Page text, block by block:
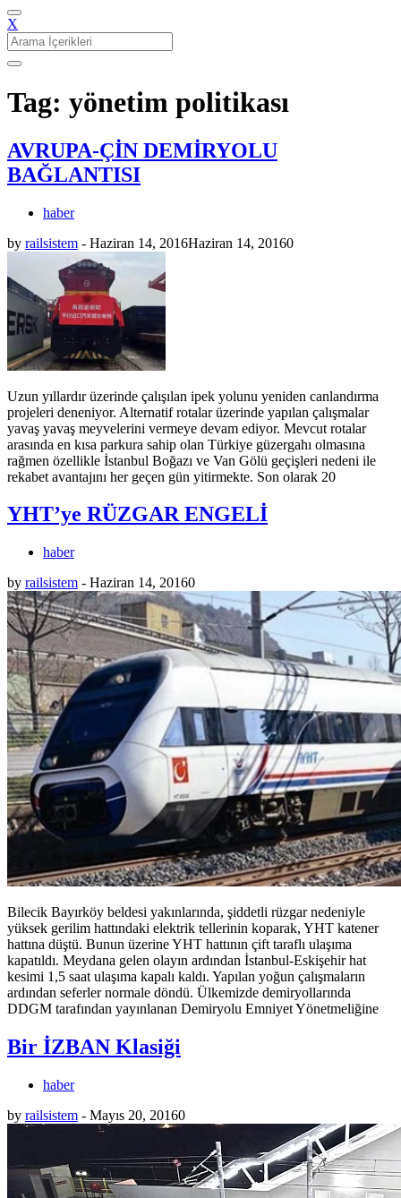
X
Search
for:
Tag: yönetim politikası
AVRUPA-ÇİN DEMİRYOLU
BAĞLANTISI
haber
by railsistem - Haziran 14, 2016Haziran 14, 20160
Uzun yıllardır üzerinde çalışılan ipek yolunu yeniden canlandırma
projeleri deneniyor. Alternatif rotalar üzerinde yapılan çalışmalar
yavaş yavaş meyvelerini vermeye devam ediyor. Mevcut rotalar
arasında en kısa parkura sahip olan Türkiye güzergahı olmasına
rağmen özellikle İstanbul Boğazı ve Van Gölü geçişleri nedeni ile
rekabet avantajını her geçen gün yitirmekte. Son olarak 20
YHT’ye RÜZGAR ENGELİ
haber
by railsistem - Haziran 14, 20160
Bilecik Bayırköy beldesi yakınlarında, şiddetli rüzgar nedeniyle
yüksek gerilim hattındaki elektrik tellerinin koparak, YHT katener
hattına düştü. Bunun üzerine YHT hattının çift taraflı ulaşıma
kapatıldı. Meydana gelen olayın ardından İstanbul-Eskişehir hat
kesimi 1,5 saat ulaşıma kapalı kaldı. Yapılan yoğun çalışmaların
ardından seferler normale döndü. Ülkemizde demiryollarında
DDGM tarafından yayınlanan Demiryolu Emniyet Yönetmeliğine
Bir İZBAN Klasiği
haber
by railsistem - Mayıs 20, 20160